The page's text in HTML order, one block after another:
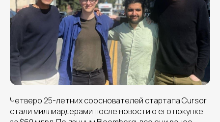
Четверо 25-летних сооснователей стартапа Cursor
стали миллиардерами после новости о его покупке